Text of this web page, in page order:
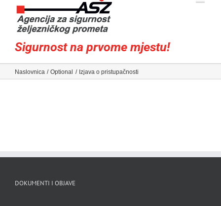
Sigurnost na prvome mjestu!
Naslovnica Optional Izjava o pristupačnosti
DOKUMENTI I OBJAVE